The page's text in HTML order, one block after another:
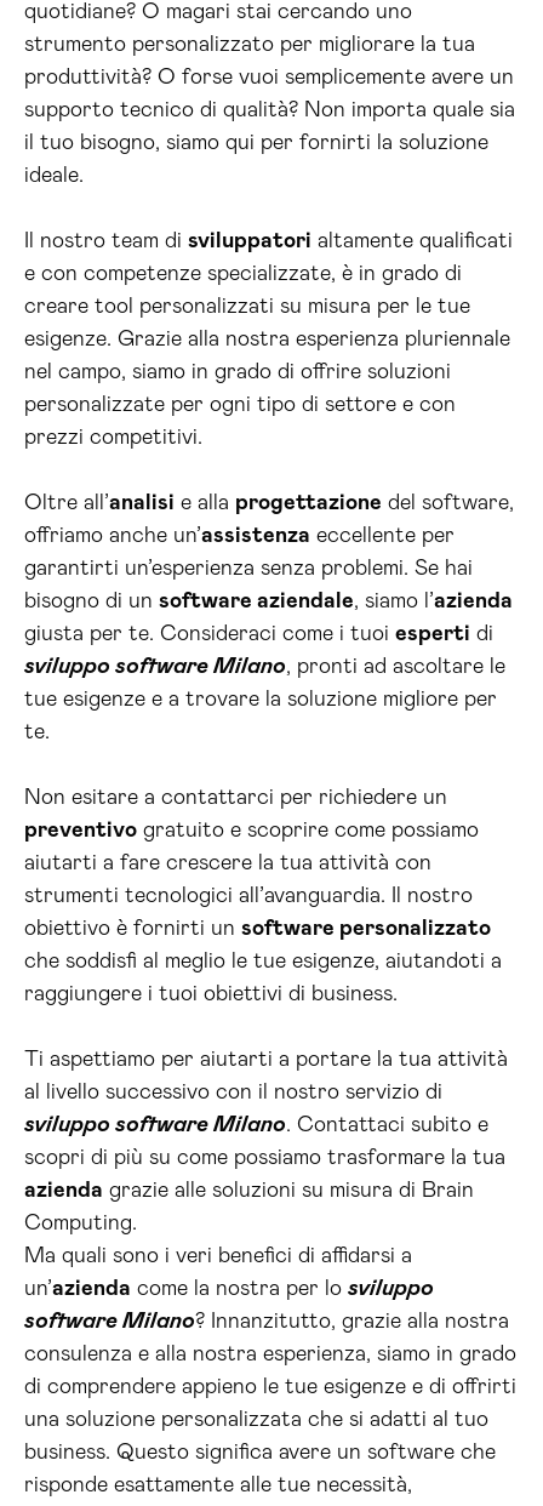
quotidiane? O magari stai cercando uno
strumento personalizzato per migliorare la tua
produttività? O forse vuoi semplicemente avere un
supporto tecnico di qualità? Non importa quale sia
il tuo bisogno, siamo qui per fornirti la soluzione
ideale.
Il nostro team di sviluppatori altamente qualificati
e con competenze specializzate, è in grado di
creare tool personalizzati su misura per le tue
esigenze. Grazie alla nostra esperienza pluriennale
nel campo, siamo in grado di offrire soluzioni
personalizzate per ogni tipo di settore e con
prezzi competitivi.
Oltre all’analisi e alla progettazione del software,
offriamo anche un’assistenza eccellente per
garantirti un’esperienza senza problemi. Se hai
bisogno di un software aziendale, siamo l’azienda
giusta per te. Consideraci come i tuoi esperti di
sviluppo software Milano, pronti ad ascoltare le
tue esigenze e a trovare la soluzione migliore per
te.
Non esitare a contattarci per richiedere un
preventivo gratuito e scoprire come possiamo
aiutarti a fare crescere la tua attività con
strumenti tecnologici all’avanguardia. Il nostro
obiettivo è fornirti un software personalizzato
che soddisfi al meglio le tue esigenze, aiutandoti a
raggiungere i tuoi obiettivi di business.
Ti aspettiamo per aiutarti a portare la tua attività
al livello successivo con il nostro servizio di
sviluppo software Milano. Contattaci subito e
scopri di più su come possiamo trasformare la tua
azienda grazie alle soluzioni su misura di Brain
Computing.
Ma quali sono i veri benefici di affidarsi a
un’azienda come la nostra per lo sviluppo
software Milano? Innanzitutto, grazie alla nostra
consulenza e alla nostra esperienza, siamo in grado
di comprendere appieno le tue esigenze e di offrirti
una soluzione personalizzata che si adatti al tuo
business. Questo significa avere un software che
risponde esattamente alle tue necessità,